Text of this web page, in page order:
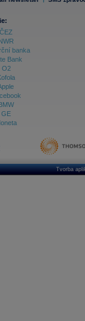
banka
Bank
O2
GE
Tvorba